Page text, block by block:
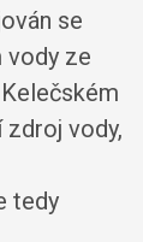
se
vody ze
zdroj vody,
tedy